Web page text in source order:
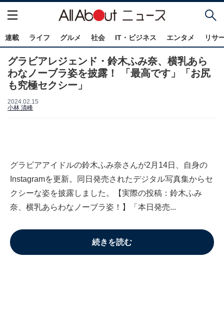
連載 ライフ グルメ 社会 IT・ビジネス エンタメ リサ
グラビアレジェンド・鈴木ふみ奈、横乳あら
わなノーブラ姿を披露！ 「最高です」「お尻
も究極セクシー」
2024.02.15
小林 清峰
グラビアアイドルの鈴木ふみ奈さんが2月14日、自身の
Instagramを更新。同日発売されたデジタル写真集からセ
クシーな姿を披露しました。【実際の投稿：鈴木ふみ
奈、横乳あらわなノーブラ姿！】「本日発売...
続きを読む